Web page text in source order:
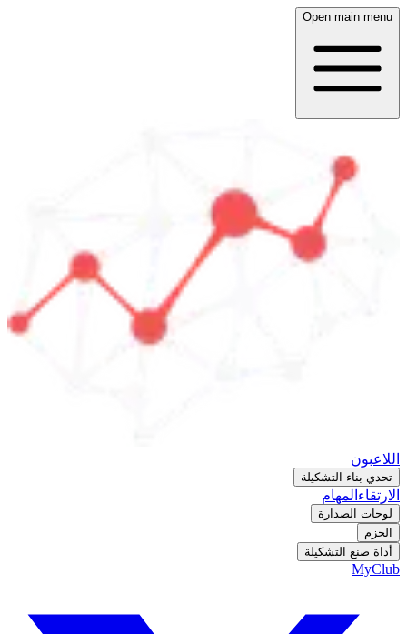
Open main menu
اللاعبون
تحدي بناء التشكيلة
الارتقاء المهام
لوحات الصدارة
الحزم
أداة صنع التشكيلة
MyClub